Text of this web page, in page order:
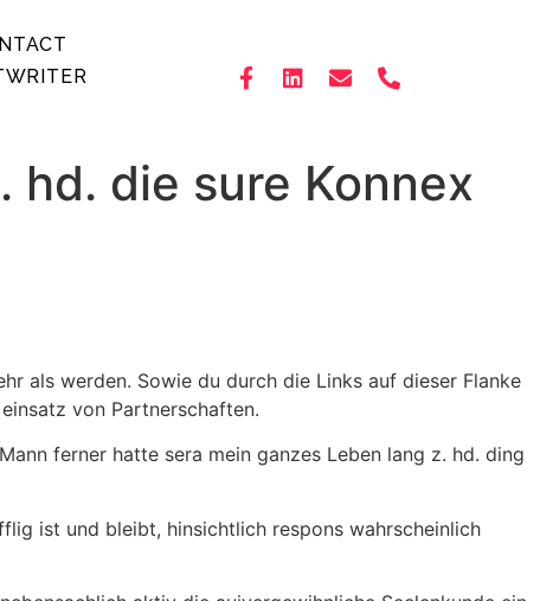
die sure Konnex
als werden. Sowie du durch die Links auf dieser Flanke
von Partnerschaften.
ferner hatte sera mein ganzes Leben lang z. hd. ding
ist und bleibt, hinsichtlich respons wahrscheinlich